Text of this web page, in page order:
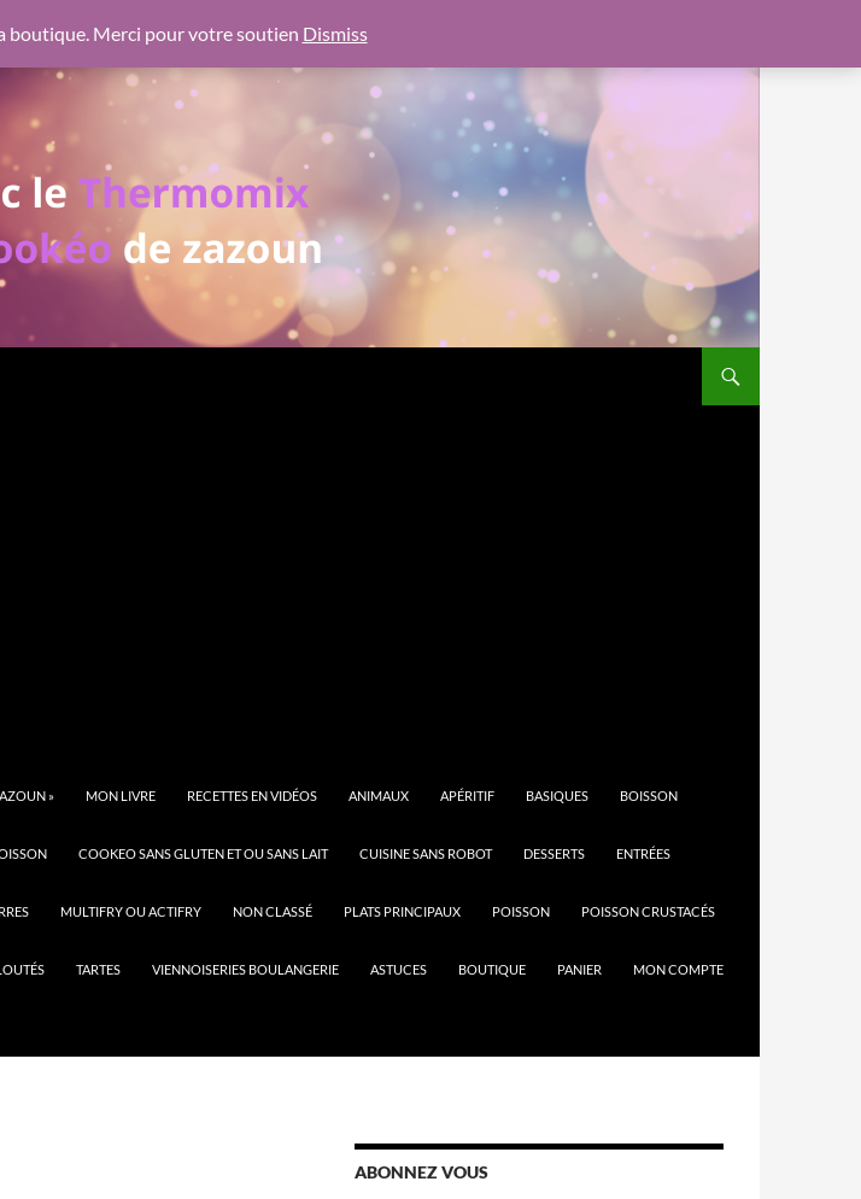
» MON LIVRE RECETTES EN VIDÉOS ANIMAUX APÉRITIF BASIQUES BOISSON
COOKEO SANS GLUTEN ET OU SANS LAIT CUISINE SANS ROBOT DESSERTS ENTRÉES
MULTIFRY OU ACTIFRY NON CLASSÉ PLATS PRINCIPAUX POISSON POISSON CRUSTACÉS
TARTES VIENNOISERIES BOULANGERIE ASTUCES BOUTIQUE PANIER MON COMPTE
ABONNEZ VOUS
boutique. Merci pour votre soutien Dismiss